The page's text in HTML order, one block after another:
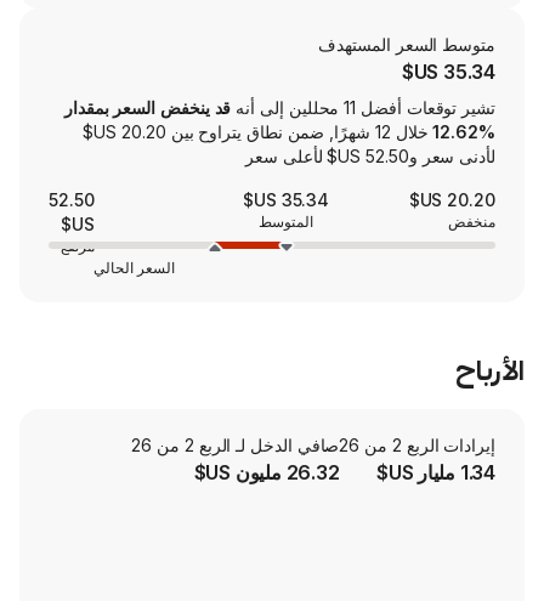
المستهدف
قد ينخفض السعر بمقدار
خلال 12 شهرًا, ضمن نطاق يتراوح بين ‏20.20 US$
35.34 US$
المتوسط
مرتفع
صافي الدخل لـ الربع 2 من 26
26.32 مليون US$